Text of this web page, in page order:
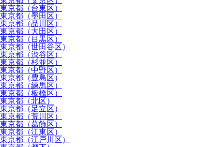
東京都（台東区）
東京都（墨田区）
東京都（品川区）
東京都（大田区）
東京都（目黒区）
東京都（世田谷区）
東京都（渋谷区）
東京都（杉並区）
東京都（中野区）
東京都（豊島区）
東京都（練馬区）
東京都（板橋区）
東京都（北区）
東京都（足立区）
東京都（荒川区）
東京都（葛飾区）
東京都（江東区）
東京都（江戸川区）